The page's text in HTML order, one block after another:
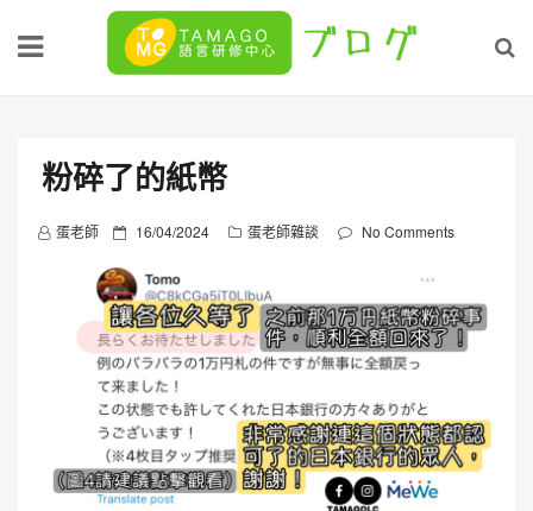
粉碎了的紙幣
蛋老師
P
s
t
e
d
o
n
16/04/2024 蛋老師雜談 No Comments